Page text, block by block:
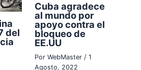
del
Cuba agradece
al mundo por
apoyo contra el
bloqueo de
EE.UU
Por WebMaster / 1
Agosto, 2022